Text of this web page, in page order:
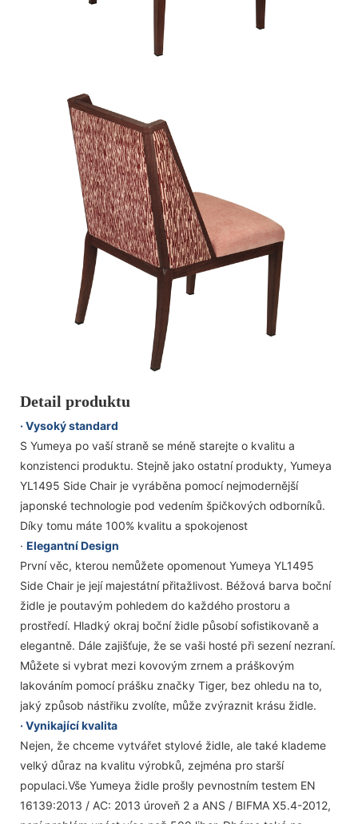
Detail produktu
· Vysoký standard
S Yumeya po vaší straně se méně starejte o kvalitu a
konzistenci produktu. Stejně jako ostatní produkty, Yumeya
YL1495 Side Chair je vyráběna pomocí nejmodernější
japonské technologie pod vedením špičkových odborníků.
Díky tomu máte 100% kvalitu a spokojenost
· Elegantní Design
První věc, kterou nemůžete opomenout Yumeya YL1495
Side Chair je její majestátní přitažlivost. Béžová barva boční
židle je poutavým pohledem do každého prostoru a
prostředí. Hladký okraj boční židle působí sofistikovaně a
elegantně. Dále zajišťuje, že se vaši hosté při sezení nezraní.
Můžete si vybrat mezi kovovým zrnem a práškovým
lakováním pomocí prášku značky Tiger, bez ohledu na to,
jaký způsob nástřiku zvolíte, může zvýraznit krásu židle.
· Vynikající kvalita
Nejen, že chceme vytvářet stylové židle, ale také klademe
velký důraz na kvalitu výrobků, zejména pro starší
populaci.Vše Yumeya židle prošly pevnostním testem EN
16139:2013 / AC: 2013 úroveň 2 a ANS / BIFMA X5.4-2012,